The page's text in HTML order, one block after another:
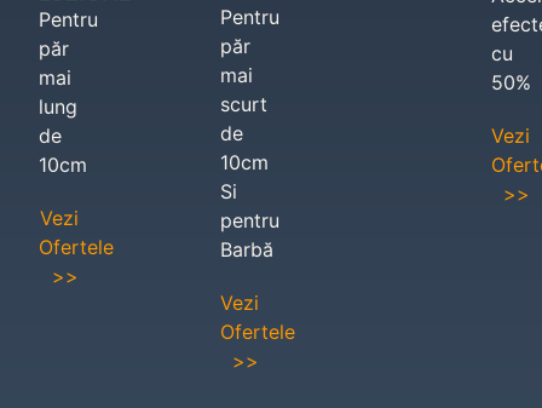
Pentru
păr
mai
lung
de
10cm
Vezi
Ofertele
>>
Pentru
păr
mai
scurt
de
10cm
Si
pentru
Barbă
Vezi
Ofertele
>>
cu
50%
Vezi
>>